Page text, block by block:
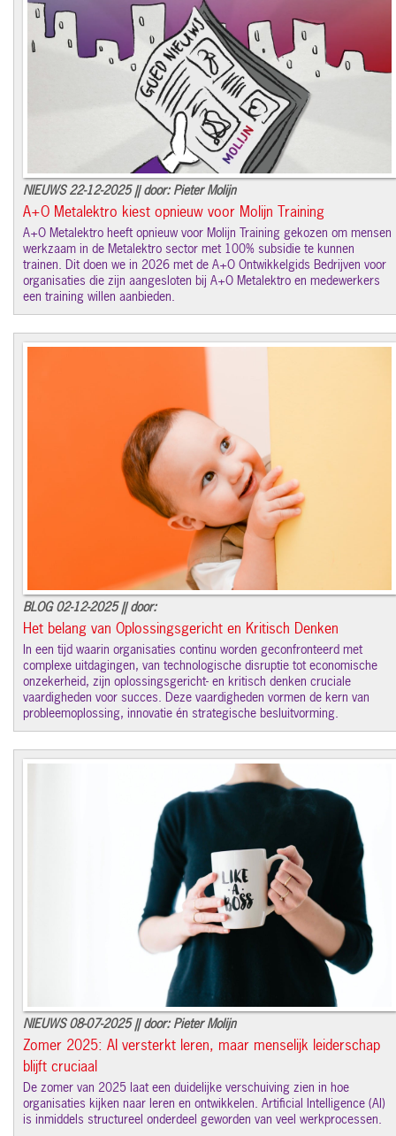
NIEUWS 22-12-2025 || door: Pieter Molijn
A+O Metalektro kiest opnieuw voor Molijn Training
A+O Metalektro heeft opnieuw voor Molijn Training gekozen om mensen
werkzaam in de Metalektro sector met 100% subsidie te kunnen
trainen. Dit doen we in 2026 met de A+O Ontwikkelgids Bedrijven voor
organisaties die zijn aangesloten bij A+O Metalektro en medewerkers
een training willen aanbieden.
BLOG 02-12-2025 || door:
Het belang van Oplossingsgericht en Kritisch Denken
In een tijd waarin organisaties continu worden geconfronteerd met
complexe uitdagingen, van technologische disruptie tot economische
onzekerheid, zijn oplossingsgericht- en kritisch denken cruciale
vaardigheden voor succes. Deze vaardigheden vormen de kern van
probleemoplossing, innovatie én strategische besluitvorming.
NIEUWS 08-07-2025 || door: Pieter Molijn
Zomer 2025: AI versterkt leren, maar menselijk leiderschap
blijft cruciaal
De zomer van 2025 laat een duidelijke verschuiving zien in hoe
organisaties kijken naar leren en ontwikkelen. Artificial Intelligence (AI)
is inmiddels structureel onderdeel geworden van veel werkprocessen.